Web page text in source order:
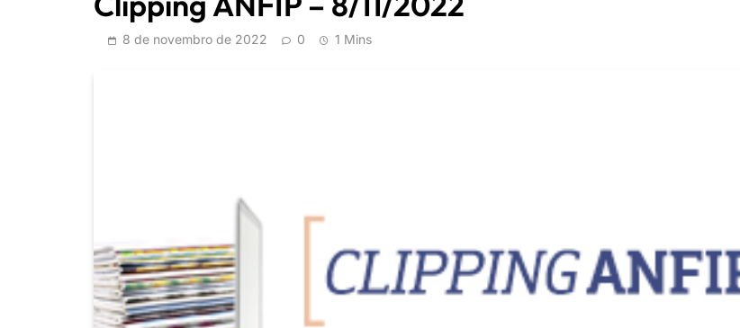
8 de novembro de 2022 0 1 Mins